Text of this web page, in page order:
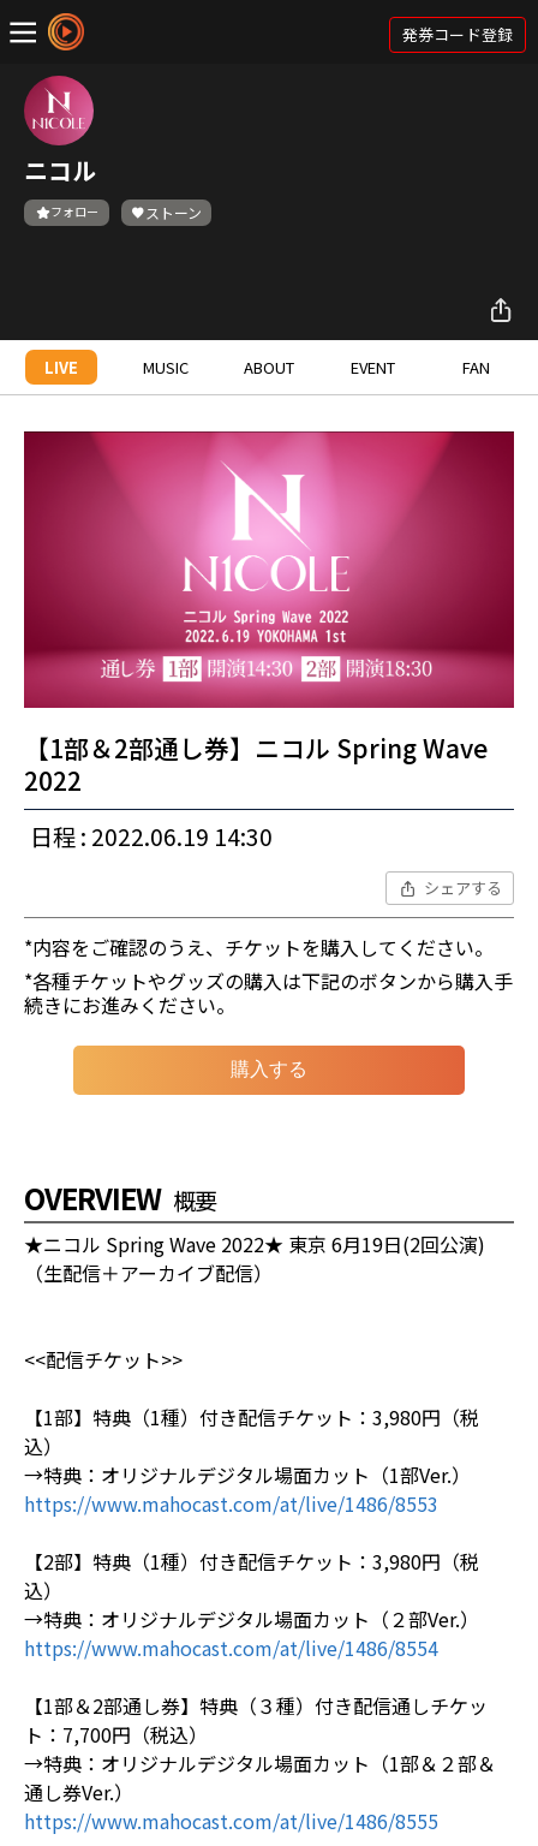
発券コード登録
ニコル
フォロー ストーン
LIVE MUSIC ABOUT EVENT FAN
【1部＆2部通し券】ニコル Spring Wave
2022
日程 : 2022.06.19 14:30
シェアする
*内容をご確認のうえ、チケットを購入してください。
*各種チケットやグッズの購入は下記のボタンから購入手
続きにお進みください。
購入する
OVERVIEW 概要
★ニコル Spring Wave 2022★ 東京 6月19日(2回公演)
（生配信＋アーカイブ配信）
<<配信チケット>>
【1部】特典（1種）付き配信チケット：3,980円（税
込）
→特典：オリジナルデジタル場面カット（1部Ver.）
https://www.mahocast.com/at/live/1486/8553
【2部】特典（1種）付き配信チケット：3,980円（税
込）
→特典：オリジナルデジタル場面カット（２部Ver.）
https://www.mahocast.com/at/live/1486/8554
【1部＆2部通し券】特典（３種）付き配信通しチケッ
ト：7,700円（税込）
→特典：オリジナルデジタル場面カット（1部＆２部＆
通し券Ver.）
https://www.mahocast.com/at/live/1486/8555